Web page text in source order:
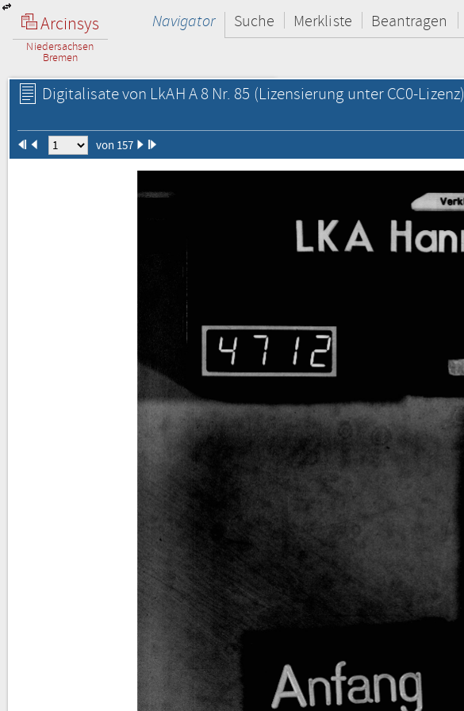
Arcinsys
Niedersachsen
Bremen
Navigator Suche Merkliste Beantragen
Digitalisate von LkAH A 8 Nr. 85 (Lizensierung unter CC0-Lizenz)
von 157